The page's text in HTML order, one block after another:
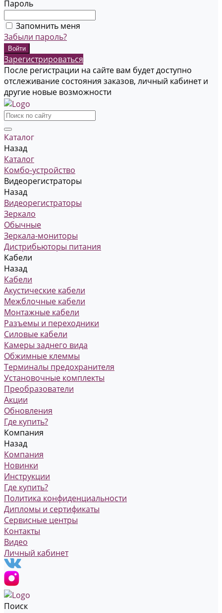
Пароль
Запомнить меня
Забыли пароль?
Зарегистрироваться
После регистрации на сайте вам будет доступно
отслеживание состояния заказов, личный кабинет и
другие новые возможности
Каталог
Назад
Каталог
Комбо-устройство
Видеорегистраторы
Назад
Видеорегистраторы
Зеркало
Обычные
Зеркала-мониторы
Дистрибьюторы питания
Кабели
Назад
Кабели
Акустические кабели
Межблочные кабели
Монтажные кабели
Разъемы и переходники
Силовые кабели
Камеры заднего вида
Обжимные клеммы
Терминалы предохранителя
Установочные комплекты
Преобразователи
Акции
Обновления
Где купить?
Компания
Назад
Компания
Новинки
Инструкции
Где купить?
Политика конфиденциальности
Дипломы и сертификаты
Сервисные центры
Контакты
Видео
Личный кабинет
Поиск